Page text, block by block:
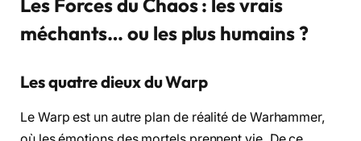
Les Forces du Chaos : les vrais
méchants… ou les plus humains ?
Les quatre dieux du Warp
Le Warp est un autre plan de réalité de Warhammer,